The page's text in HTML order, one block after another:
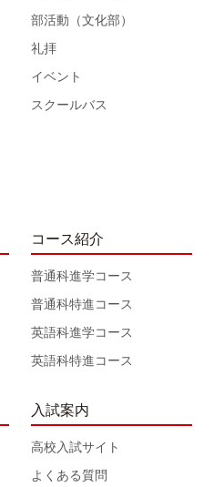
部活動（文化部）
礼拝
イベント
スクールバス
コース紹介
普通科進学コース
普通科特進コース
英語科進学コース
英語科特進コース
入試案内
高校入試サイト
よくある質問